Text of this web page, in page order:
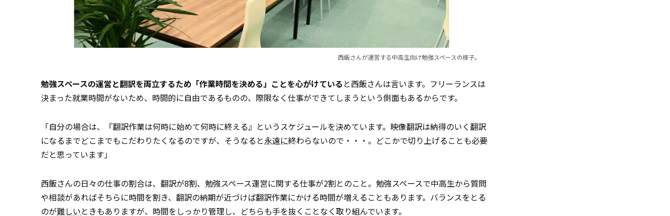
西飯さんが運営する中高生向け勉強スペースの様子。
勉強スペースの運営と翻訳を両立するため「作業時間を決める」ことを心がけている と西飯さんは言います。フリーランスは
決まった就業時間がないため、時間的に自由であるものの、際限なく仕事ができてしまうという側面もあるからです。
「自分の場合は、『翻訳作業は何時に始めて何時に終える』というスケジュールを決めています。映像翻訳は納得のいく翻訳
になるまでどこまでもこだわりたくなるのですが、そうなると永遠に終わらないので・・・。どこかで切り上げることも必要
だと思っています」
西飯さんの日々の仕事の割合は、翻訳が8割、勉強スペース運営に関する仕事が2割とのこと。勉強スペースで中高生から質問
や相談があればそちらに時間を割き、翻訳の納期が近づけば翻訳作業にかける時間が増えることもあります。バランスをとる
のが難しいときもありますが、時間をしっかり管理し、どちらも手を抜くことなく取り組んでいます。